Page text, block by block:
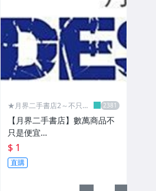
★月界二手書店2～不只是
【月界二手書店】數萬商品不
只是便宜…
$ 1
直購